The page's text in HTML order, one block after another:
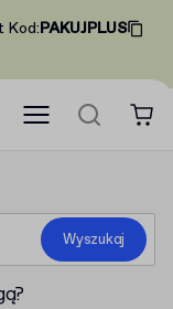
Kod:PAKUJPLUS
Wyszukaj